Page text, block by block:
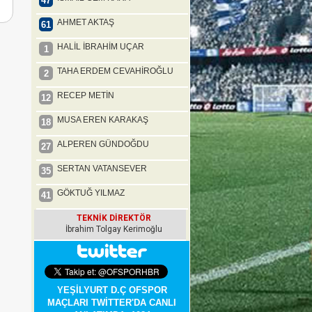
61 AHMET AKTAŞ
1 HALİL İBRAHİM UÇAR
2 TAHA ERDEM CEVAHİROĞLU
12 RECEP METİN
18 MUSA EREN KARAKAŞ
27 ALPEREN GÜNDOĞDU
35 SERTAN VATANSEVER
41 GÖKTUĞ YILMAZ
TEKNİK DİREKTÖR
İbrahim Tolgay Kerimoğlu
YEŞİLYURT D.Ç OFSPOR
MAÇLARI TWİTTER'DA CANLI